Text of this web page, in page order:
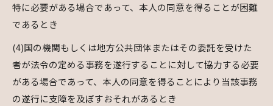
特に必要がある場合であって、本人の同意を得ることが困難
であるとき
(4)国の機関もしくは地方公共団体またはその委託を受けた
者が法令の定める事務を遂行することに対して協力する必要
がある場合であって、本人の同意を得ることにより当該事務
の遂行に支障を及ぼすおそれがあるとき